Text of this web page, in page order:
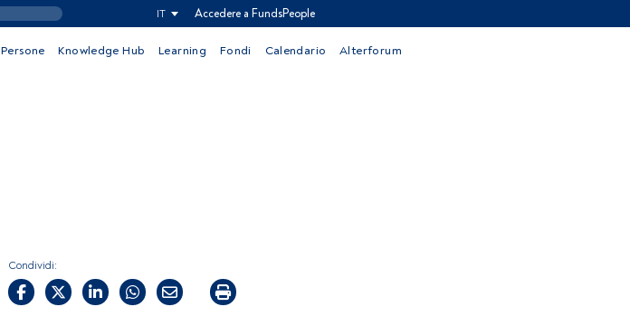
IT Accedere a FundsPeople
Persone Knowledge Hub Learning Fondi Calendario Alterforum
Condividi: